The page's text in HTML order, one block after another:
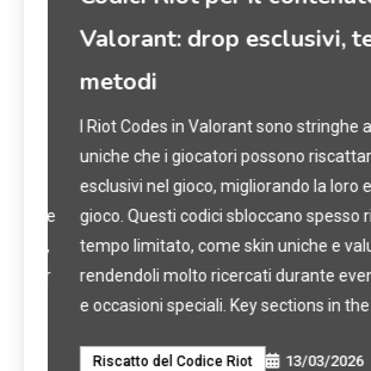
Valorant: drop esclusivi,
metodi
I Riot Codes in Valorant sono stringhe
uniche che i giocatori possono riscattare
esclusivi nel gioco, migliorando la loro
gioco. Questi codici sbloccano spesso
tempo limitato, come skin uniche e
rendendoli molto ricercati durante
e occasioni speciali. Key sections in the
Riscatto del Codice Riot 13/03/2026